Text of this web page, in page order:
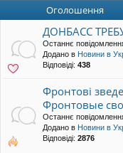
Оголошення
ДОНБАСС
Останнє
Додано в Новини в
Відповіді: 438
Фронтові
Фронтовые
Останнє
Додано в Новини в
Відповіді: 2876